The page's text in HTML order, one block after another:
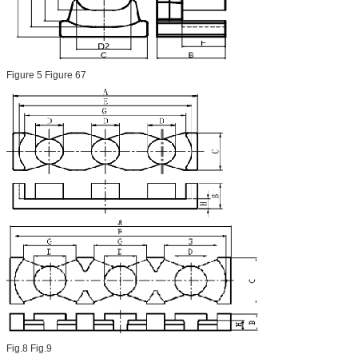
Figure 5 Figure 67
Fig.8 Fig.9